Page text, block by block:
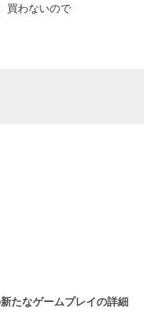
買わないので
たなゲームプレイの詳細